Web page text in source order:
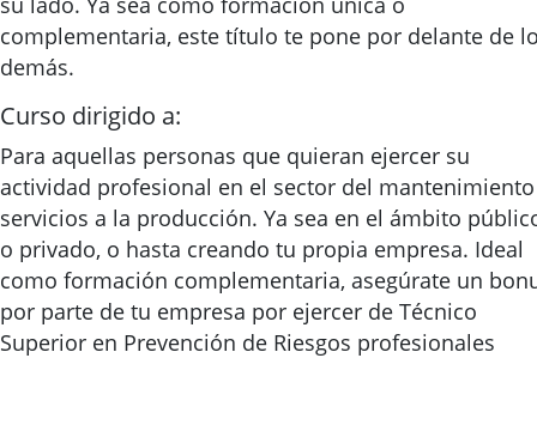
complementaria, este título te pone por delante de
demás.
Curso dirigido a:
Para aquellas personas que quieran ejercer su
actividad profesional en el sector del
servicios a la producción. Ya sea en el ámbito
o privado, o hasta creando tu propia empresa. Ideal
como formación complementaria, asegúrate un
por parte de tu empresa por ejercer de Técnico
Superior en Prevención de Riesgos profesionales